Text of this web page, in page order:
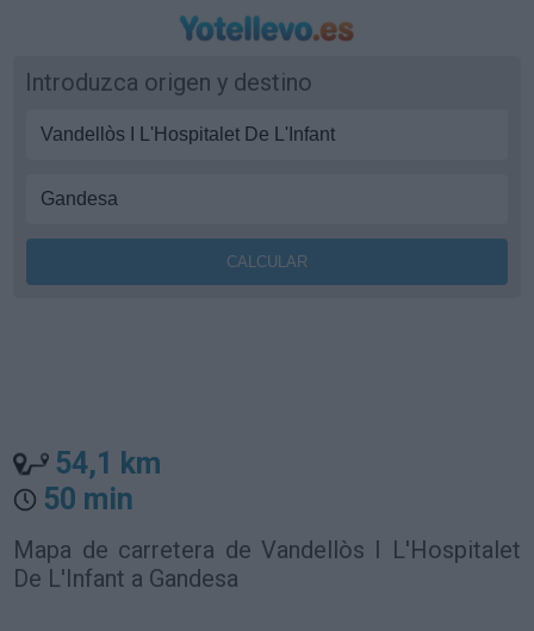
Introduzca origen y destino
54,1 km
50 min
Mapa de carretera de Vandellòs I L'Hospitalet
De L'Infant a Gandesa